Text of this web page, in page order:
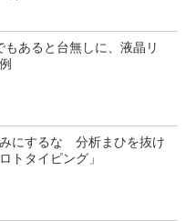
あると台無しに、液晶リ
にするな 分析まひを抜け
トタイピング」